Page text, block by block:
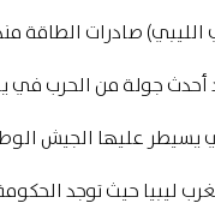
صادرات الطاقة
أحدث جولة من الحرب في
يسيطر عليها الجيش
ليبيا حيث توجد